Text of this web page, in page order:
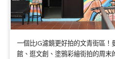
一個比IG濾鏡更好拍的文青街區
館、逛文創、塗鴉彩繪街拍的周末